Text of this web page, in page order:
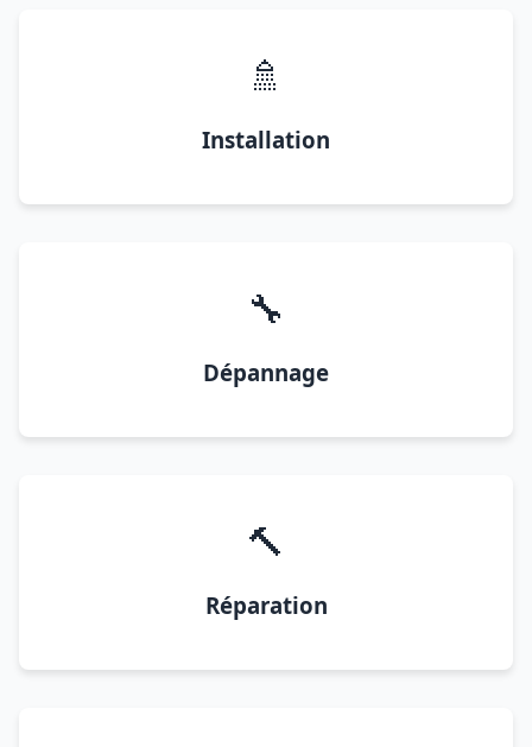
🚿
Installation
🔧
Dépannage
🔨
Réparation